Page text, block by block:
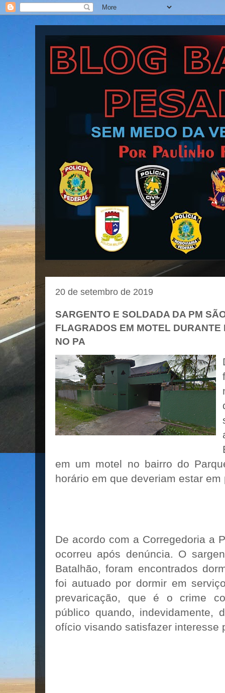
Blog Barra Pesada
20 de setembro de 2019
SARGENTO E SOLDADA DA PM
FLAGRADOS EM MOTEL DURANTE
NO PA
em um motel no bairro do
horário em que deveriam estar
De acordo com a Corregedoria a
ocorreu após denúncia. O
Batalhão, foram encontrados
foi autuado por dormir em
prevaricação, que é o crime
público quando, indevidamente,
ofício visando satisfazer interesse